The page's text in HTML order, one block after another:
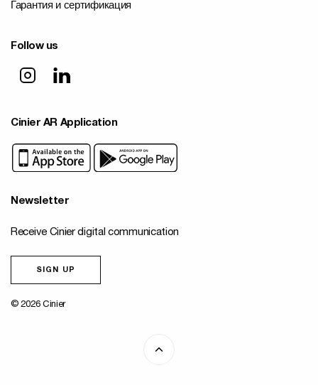
Гарантия и сертификация
Follow us
Cinier AR Application
Newsletter
Receive Cinier digital communication
SIGN UP
© 2026 Cinier